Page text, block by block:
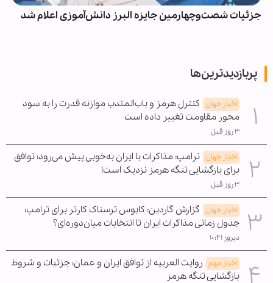
جزئیات شصت‌وچهارمین جایزه البرز دانش‌آموزی اعلام شد
پربازدیدترین‌ها
اخبار جهان کنترل هرمز و باب‌المندب موازنه قدرت را به سود
محور مقاومت تغییر داده است
۳ روز قبل
اخبار جهان ترامپ: مذاکرات با ایران به‌خوبی پیش می‌رود؛ توافق
برای بازگشایی تنگه هرمز نزدیک است!
۳ روز قبل
اخبار جهان گزارش گاردین: کابوس ترسناک کارتر برای ترامپ؛
جدول زمانی مذاکرات ایران تا انتخابات میان‌دوره‌ای؟
دیروز ۱۰:۴۱
اخبار مهم روایت العربیه از توافق ایران و عمان؛ جزئیات و شروط
بازگشایی تنگه هرمز